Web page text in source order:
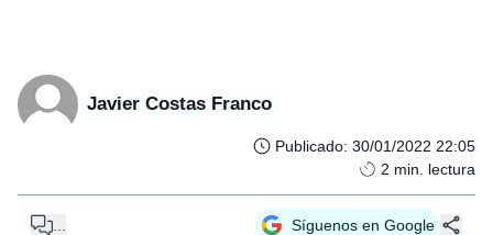
Javier Costas Franco
Publicado: 30/01/2022 22:05
2 min. lectura
Síguenos en Google